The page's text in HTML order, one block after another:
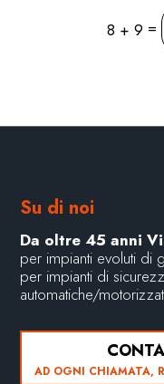
8 + 9 =
Su di noi
Da oltre 45 anni
per impianti evoluti di
per impianti di
automatiche/
AD OGNI CHIAMATA,